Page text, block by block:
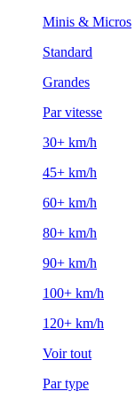
Minis & Micros
Standard
Grandes
Par vitesse
30+ km/h
45+ km/h
60+ km/h
80+ km/h
90+ km/h
100+ km/h
120+ km/h
Voir tout
Par type